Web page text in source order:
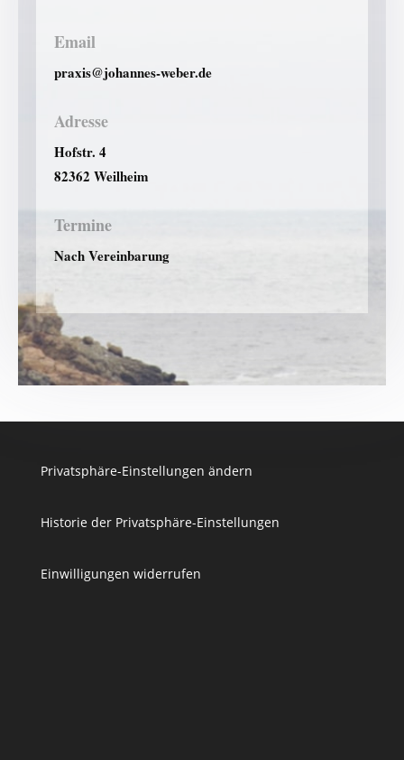
Email
praxis@johannes-weber.de
Adresse
Hofstr. 4
82362 Weilheim
Termine
Nach Vereinbarung
Privatsphäre-Einstellungen ändern
Historie der Privatsphäre-Einstellungen
Einwilligungen widerrufen